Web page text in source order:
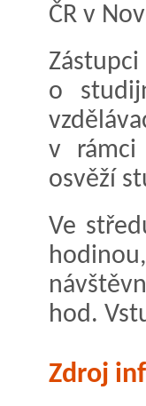
ČR v
o
v rámci
osvěží
Ve
hod.
Zdroj